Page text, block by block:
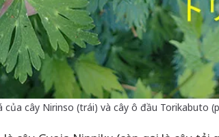
cây Nirinso (trái) và cây ô đầu Torikabuto